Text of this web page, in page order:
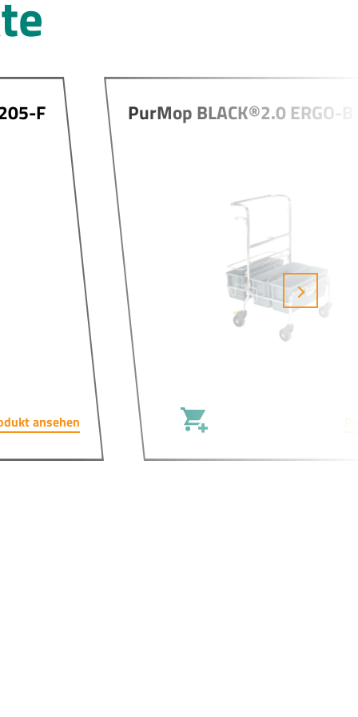
F
ansehen
PurMop BLACK®2.0 ERGO-